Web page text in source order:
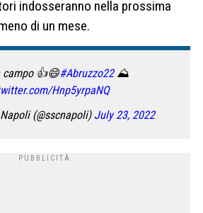
indosseranno nella prossima
di un mese.
campo 👍😄#Abruzzo22⛰
Hnp5yrpaNQ
(@sscnapoli) July 23, 2022